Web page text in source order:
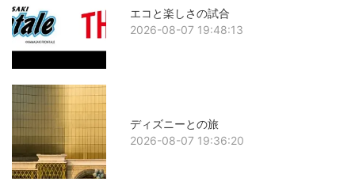
エコと楽しさの試合
2026-08-07 19:48:13
ディズニーとの旅
2026-08-07 19:36:20